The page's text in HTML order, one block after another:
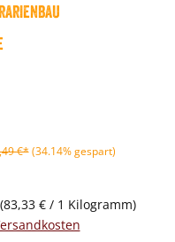
€* (34.14% gespart)
(83,33 € / 1 Kilogramm)